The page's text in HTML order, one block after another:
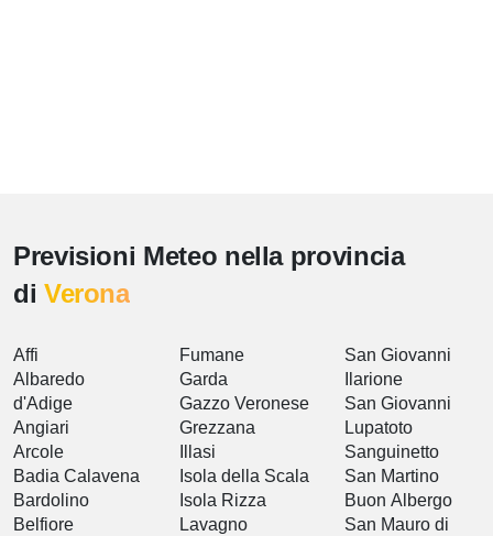
Previsioni Meteo nella provincia
di Verona
Affi
Albaredo
d'Adige
Angiari
Arcole
Badia Calavena
Bardolino
Belfiore
Fumane
Garda
Gazzo Veronese
Grezzana
Illasi
Isola della Scala
Isola Rizza
Lavagno
San Giovanni
Ilarione
San Giovanni
Lupatoto
Sanguinetto
San Martino
Buon Albergo
San Mauro di